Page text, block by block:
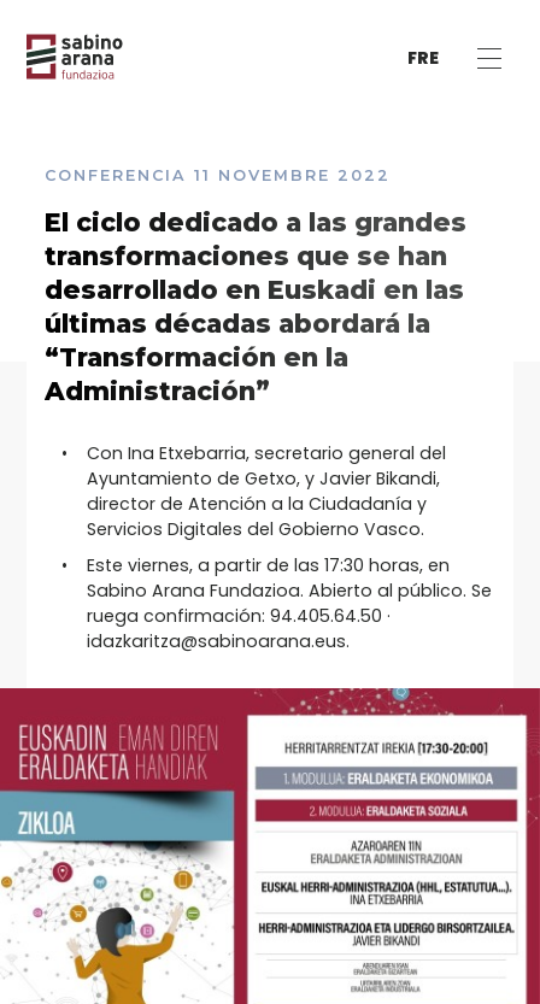
FRE
CONFERENCIA 11 NOVEMBRE 2022
El ciclo dedicado a las grandes
transformaciones que se han
desarrollado en Euskadi en las
últimas décadas abordará la
“Transformación en la
Administración”
Con Ina Etxebarria, secretario general del
Ayuntamiento de Getxo, y Javier Bikandi,
director de Atención a la Ciudadanía y
Servicios Digitales del Gobierno Vasco.
Este viernes, a partir de las 17:30 horas, en
Sabino Arana Fundazioa. Abierto al público. Se
ruega confirmación: 94.405.64.50 ·
idazkaritza@sabinoarana.eus.